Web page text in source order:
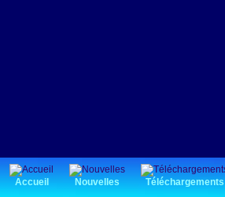
Accueil Nouvelles Téléchargements